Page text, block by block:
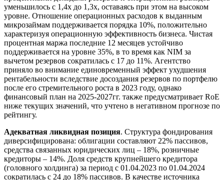
уменьшилось с 1,4х до 1,3х, оставаясь при этом на высоком
уровне. Отношение операционных расходов к выданным
микрозаймам поддерживается порядка 10%, положительно
характеризуя операционную эффективность бизнеса. Чистая
процентная маржа последние 12 месяцев устойчиво
поддерживается на уровне 35%, в то время как NIM за
вычетом резервов сократилась с 17 до 11%. Агентство
приняло во внимание единовременный эффект ухудшения
рентабельности вследствие досоздания резервов по портфелю
после его стремительного роста в 2023 году, однако
финансовый план на 2025-2027гг. также предусматривает RoE
ниже текущих значений, что учтено в негативном прогнозе по
рейтингу.
Адекватная ликвидная позиция. Структура фондирования
диверсифицирована: облигации составляют 22% пассивов,
средства связанных юридических лиц – 18%, розничные
кредиторы – 14%. Доля средств крупнейшего кредитора
(головного холдинга) за период с 01.04.2023 по 01.04.2024
сократилась с 24 до 18% пассивов. В качестве источника